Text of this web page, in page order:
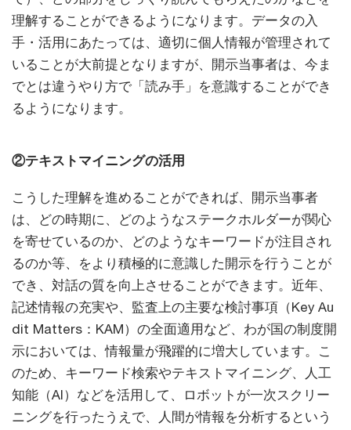
理解することができるようになります。データの入
手・活用にあたっては、適切に個人情報が管理されて
いることが大前提となりますが、開示当事者は、今ま
でとは違うやり方で「読み手」を意識することができ
るようになります。
②テキストマイニングの活用
こうした理解を進めることができれば、開示当事者
は、どの時期に、どのようなステークホルダーが関心
を寄せているのか、どのようなキーワードが注目され
るのか等、をより積極的に意識した開示を行うことが
でき、対話の質を向上させることができます。近年、
記述情報の充実や、監査上の主要な検討事項（Key Au
dit Matters：KAM）の全面適用など、わが国の制度開
示においては、情報量が飛躍的に増大しています。こ
のため、キーワード検索やテキストマイニング、人工
知能（AI）などを活用して、ロボットが一次スクリー
ニングを行ったうえで、人間が情報を分析するという